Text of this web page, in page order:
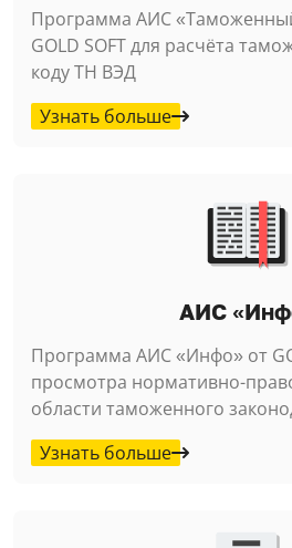
Программа АИС
GOLD SOFT для расчёта
коду ТН ВЭД
Узнать больше
АИС
Программа АИС «Инфо» от
просмотра нормативно-
области таможенного
Узнать больше